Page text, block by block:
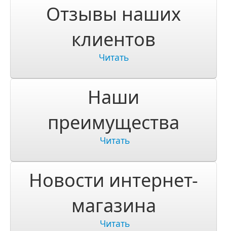
Акции и скидки
Доставка и оплата по России
Ответы на часто задаваемые вопросы
О компании
Отзывы наших
клиентов
Читать
Наши
преимущества
Читать
Новости интернет-
магазина
Читать